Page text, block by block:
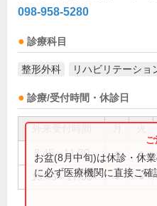
098-958-5280
診療科目
整形外科 リハビリテーショ
診療/受付時間・休診日
8:45～11:30 ● ●
13:45～17:00 ● ●
お盆(8月中旬)は休診・休
に必ず医療機関に直接ご確